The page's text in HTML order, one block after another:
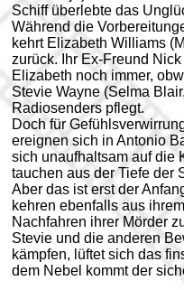
Schiff überlebte das
Während die
kehrt Elizabeth Williams
zurück. Ihr Ex-Freund
Elizabeth noch immer,
Stevie Wayne (Selma Blair,
Radiosenders pflegt.
Doch für
ereignen sich in Antonio
sich unaufhaltsam auf die
tauchen aus der Tiefe der
Aber das ist erst der
kehren ebenfalls aus
Nachfahren ihrer Mörder
Stevie und die anderen
kämpfen, lüftet sich das
dem Nebel kommt der